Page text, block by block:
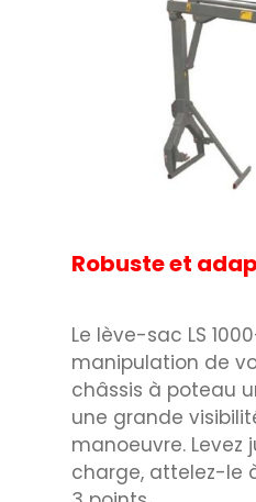
Robuste et
Le lève-sac LS
manipulation de
châssis à poteau
une grande
manoeuvre. Levez
charge, attelez-le